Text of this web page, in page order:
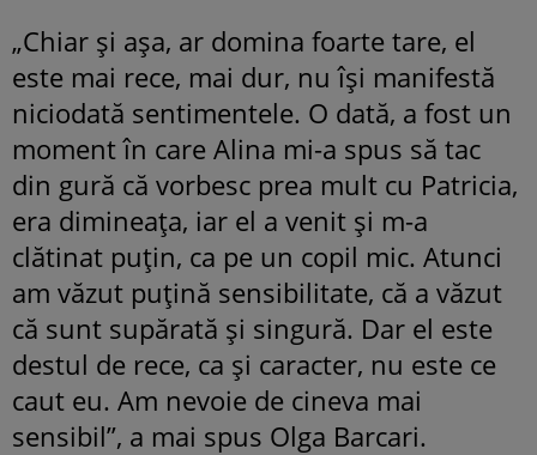
„Chiar și așa, ar domina foarte tare, el
este mai rece, mai dur, nu își manifestă
niciodată sentimentele. O dată, a fost un
moment în care Alina mi-a spus să tac
din gură că vorbesc prea mult cu Patricia,
era dimineața, iar el a venit și m-a
clătinat puțin, ca pe un copil mic. Atunci
am văzut puțină sensibilitate, că a văzut
că sunt supărată și singură. Dar el este
destul de rece, ca și caracter, nu este ce
caut eu. Am nevoie de cineva mai
sensibil”, a mai spus Olga Barcari.